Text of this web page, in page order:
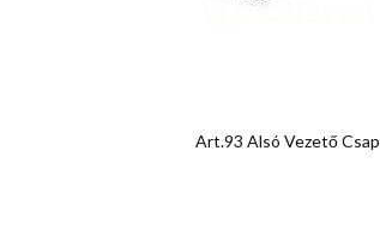
Art.93 Alsó Vezető Csap
Előnézet